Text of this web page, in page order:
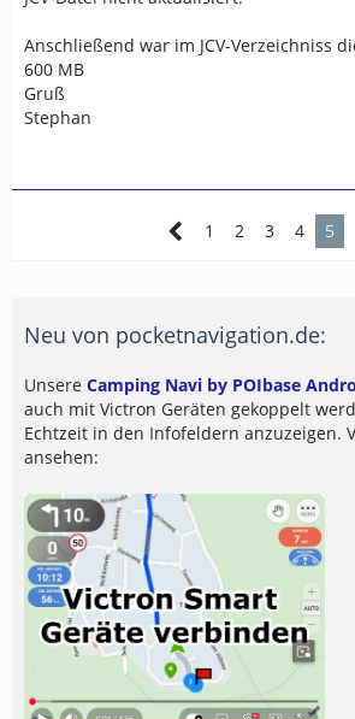
Anschließend war im JCV-Verzeichniss
600 MB
Gruß
Stephan
1 2 3 4 5
Neu von pocketnavigation.de:
Unsere Camping Navi by POIbase
auch mit Victron Geräten gekoppelt
Echtzeit in den Infofeldern anzuzeigen.
ansehen: